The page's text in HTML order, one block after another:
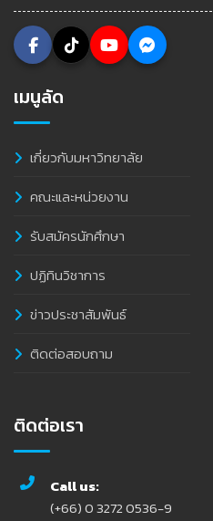
เมนูลัด
เกี่ยวกับมหาวิทยาลัย
คณะและหน่วยงาน
รับสมัครนักศึกษา
ปฏิทินวิชาการ
ข่าวประชาสัมพันธ์
ติดต่อสอบถาม
ติดต่อเรา
Call us:
(+66) 0 3272 0536-9